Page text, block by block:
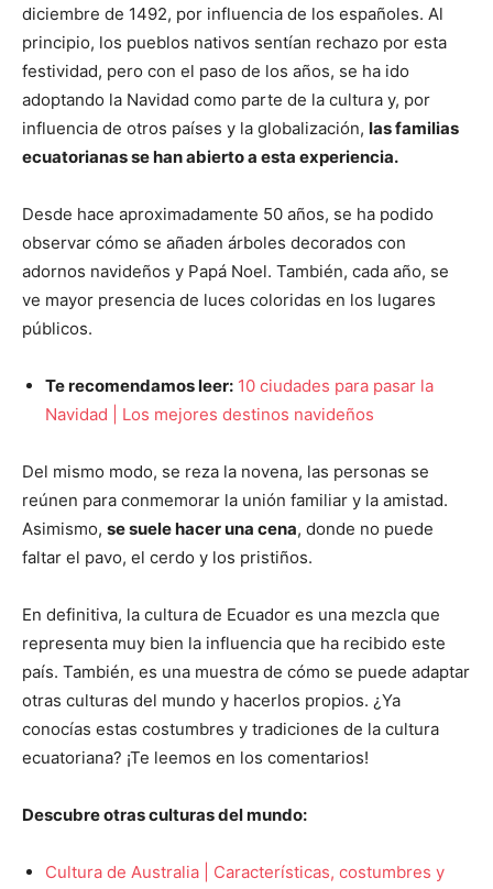
diciembre de 1492, por influencia de los españoles. Al
principio, los pueblos nativos sentían rechazo por esta
festividad, pero con el paso de los años, se ha ido
adoptando la Navidad como parte de la cultura y, por
influencia de otros países y la globalización, las familias
ecuatorianas se han abierto a esta experiencia.
Desde hace aproximadamente 50 años, se ha podido
observar cómo se añaden árboles decorados con
adornos navideños y Papá Noel. También, cada año, se
ve mayor presencia de luces coloridas en los lugares
públicos.
Te recomendamos leer: 10 ciudades para pasar la
Navidad | Los mejores destinos navideños
Del mismo modo, se reza la novena, las personas se
reúnen para conmemorar la unión familiar y la amistad.
Asimismo, se suele hacer una cena, donde no puede
faltar el pavo, el cerdo y los pristiños.
En definitiva, la cultura de Ecuador es una mezcla que
representa muy bien la influencia que ha recibido este
país. También, es una muestra de cómo se puede adaptar
otras culturas del mundo y hacerlos propios. ¿Ya
conocías estas costumbres y tradiciones de la cultura
ecuatoriana? ¡Te leemos en los comentarios!
Descubre otras culturas del mundo:
Cultura de Australia | Características, costumbres y